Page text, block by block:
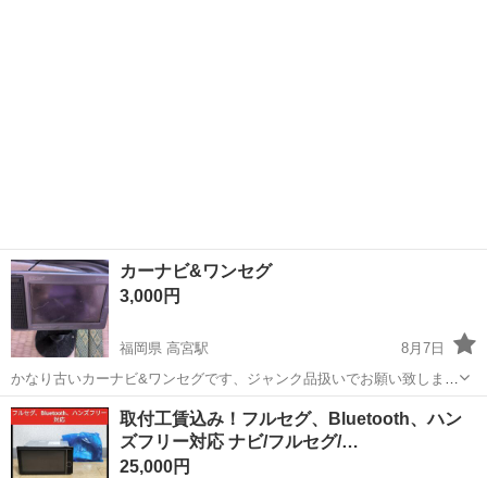
カーナビ&ワンセグ
3,000円
福岡県 高宮駅
8月7日
かなり古いカーナビ&ワンセグです、ジャンク品扱いでお願い致します
返品不可です汚れ傷有ります
福岡 福岡市 高宮駅 カーナビ、テレビ
取付工賃込み！フルセグ、Bluetooth、ハン
ズフリー対応 ナビ/フルセグ/…
25,000円